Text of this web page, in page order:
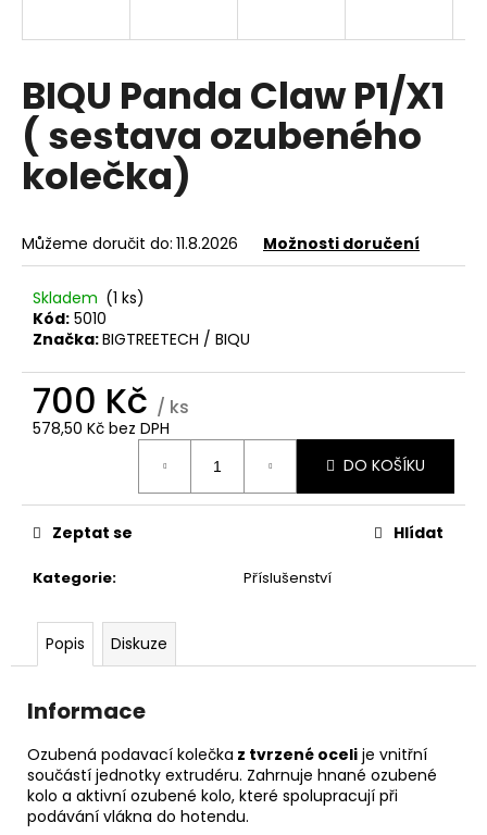
BIQU Panda Claw P1/X1
( sestava ozubeného
kolečka)
Můžeme doručit do: 11.8.2026 Možnosti doručení
Skladem (1 ks)
Kód: 5010
Značka:BIGTREETECH / BIQU
700 Kč / ks
578,50 Kč bez DPH
DO KOŠÍKU
Kategorie: Příslušenství
Zeptat se Hlídat
Popis Diskuze
Informace
Ozubená podavací kolečka z tvrzené oceli je vnitřní
součástí jednotky extrudéru. Zahrnuje hnané ozubené
kolo a aktivní ozubené kolo, které spolupracují při
podávání vlákna do hotendu.
í
t
?
HLEDAT
D
o
p
o
u
m